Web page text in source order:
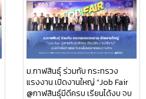
ม.กาฬสินธุ์ ร่วมกับ กระทรวง
แรงงาน เปิดงานใหญ่ “Job Fair
@กาฬสินธุ์มีดีครบ เรียนได้งบ จบ